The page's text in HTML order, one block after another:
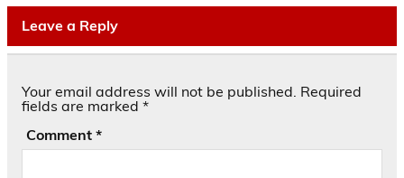
Leave a Reply
Your email address will not be published. Required
fields are marked *
Comment *